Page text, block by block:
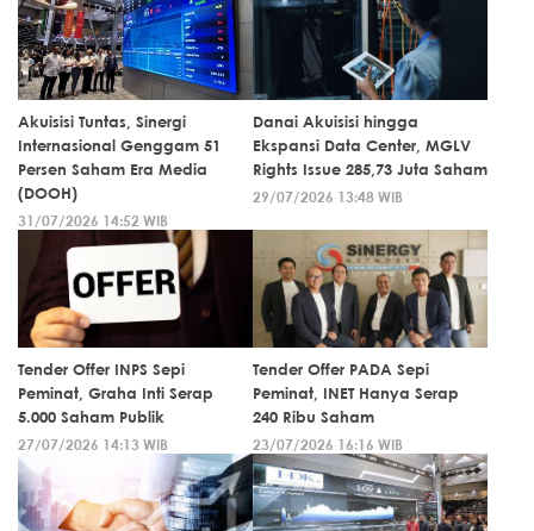
Akuisisi Tuntas, Sinergi
Internasional Genggam 51
Persen Saham Era Media
(DOOH)
31/07/2026 14:52 WIB
Danai Akuisisi hingga
Ekspansi Data Center, MGLV
Rights Issue 285,73 Juta Saham
29/07/2026 13:48 WIB
Tender Offer INPS Sepi
Peminat, Graha Inti Serap
5.000 Saham Publik
27/07/2026 14:13 WIB
Tender Offer PADA Sepi
Peminat, INET Hanya Serap
240 Ribu Saham
23/07/2026 16:16 WIB